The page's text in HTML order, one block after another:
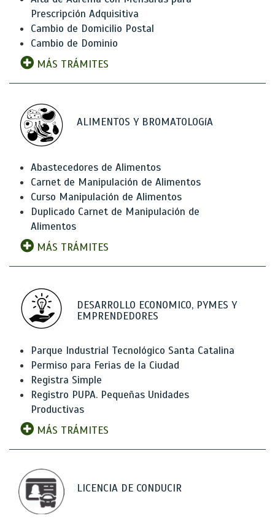
Prescripción Adquisitiva
Cambio de Domicilio Postal
Cambio de Dominio
MÁS TRÁMITES
ALIMENTOS Y BROMATOLOGíA
Abastecedores de Alimentos
Carnet de Manipulación de Alimentos
Curso Manipulación de Alimentos
Duplicado Carnet de Manipulación de
Alimentos
MÁS TRÁMITES
DESARROLLO ECONOMICO, PYMES Y
EMPRENDEDORES
Parque Industrial Tecnológico Santa Catalina
Permiso para Ferias de la Ciudad
Registra Simple
Registro PUPA. Pequeñas Unidades
Productivas
MÁS TRÁMITES
LICENCIA DE CONDUCIR